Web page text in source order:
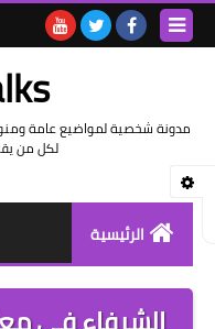
مدونة شخصية لمواضيع عامة
لكل من
الرئيسية